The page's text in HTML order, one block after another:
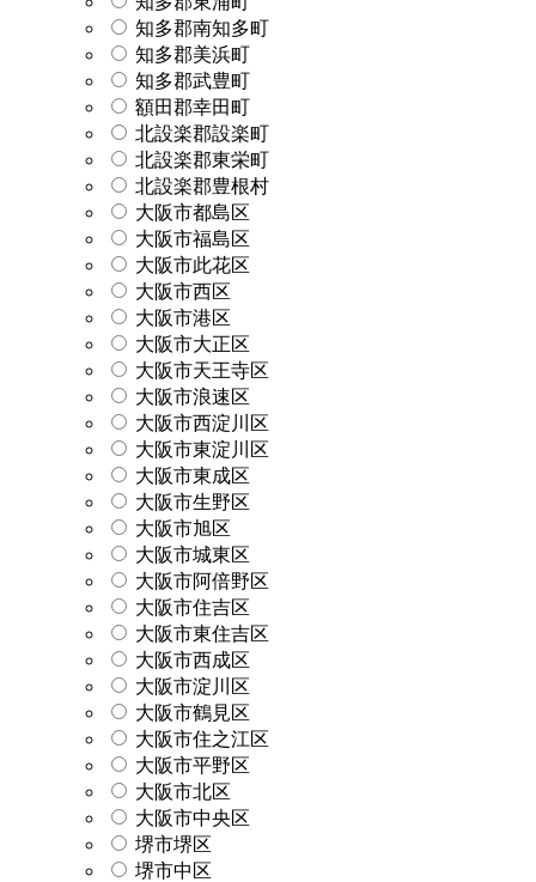
知多郡南知多町
知多郡美浜町
知多郡武豊町
額田郡幸田町
北設楽郡設楽町
北設楽郡東栄町
北設楽郡豊根村
大阪市都島区
大阪市福島区
大阪市此花区
大阪市西区
大阪市港区
大阪市大正区
大阪市天王寺区
大阪市浪速区
大阪市西淀川区
大阪市東淀川区
大阪市東成区
大阪市生野区
大阪市旭区
大阪市城東区
大阪市阿倍野区
大阪市住吉区
大阪市東住吉区
大阪市西成区
大阪市淀川区
大阪市鶴見区
大阪市住之江区
大阪市平野区
大阪市北区
大阪市中央区
堺市堺区
堺市中区